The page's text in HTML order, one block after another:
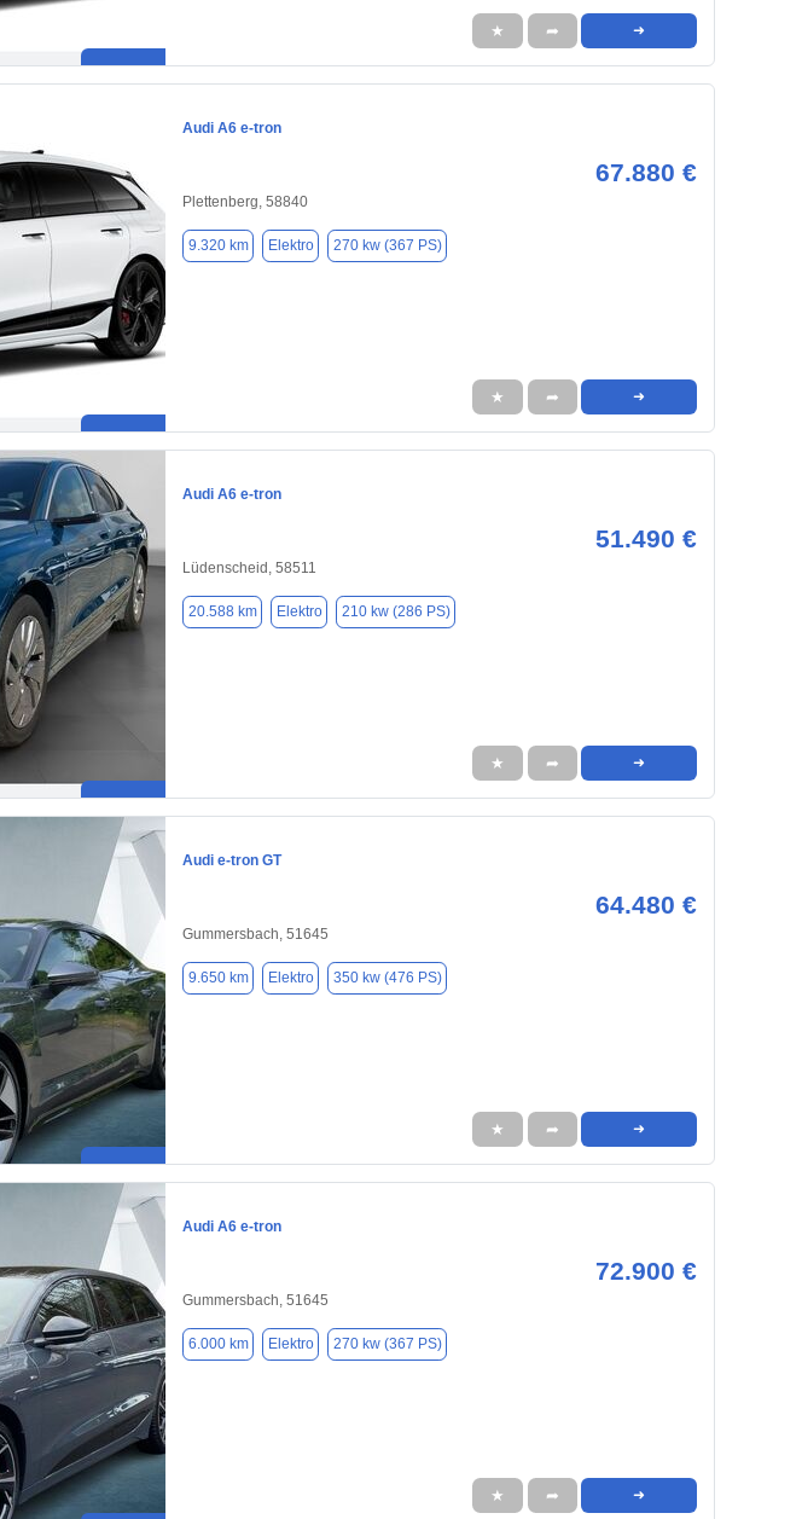
★ ➦ ➜
Audi A6 e-tron
67.880 €
Plettenberg, 58840
9.320 km Elektro 270 kw (367 PS)
★ ➦ ➜
Audi A6 e-tron
51.490 €
Lüdenscheid, 58511
20.588 km Elektro 210 kw (286 PS)
★ ➦ ➜
Audi e-tron GT
64.480 €
Gummersbach, 51645
9.650 km Elektro 350 kw (476 PS)
★ ➦ ➜
Audi A6 e-tron
72.900 €
Gummersbach, 51645
6.000 km Elektro 270 kw (367 PS)
★ ➦ ➜